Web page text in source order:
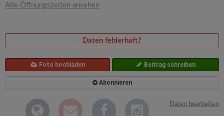
Alle Öffnungszeiten ansehen
Daten fehlerhaft?
Foto hochladen Beitrag schreiben
Abonnieren
Daten bearbeiten
n